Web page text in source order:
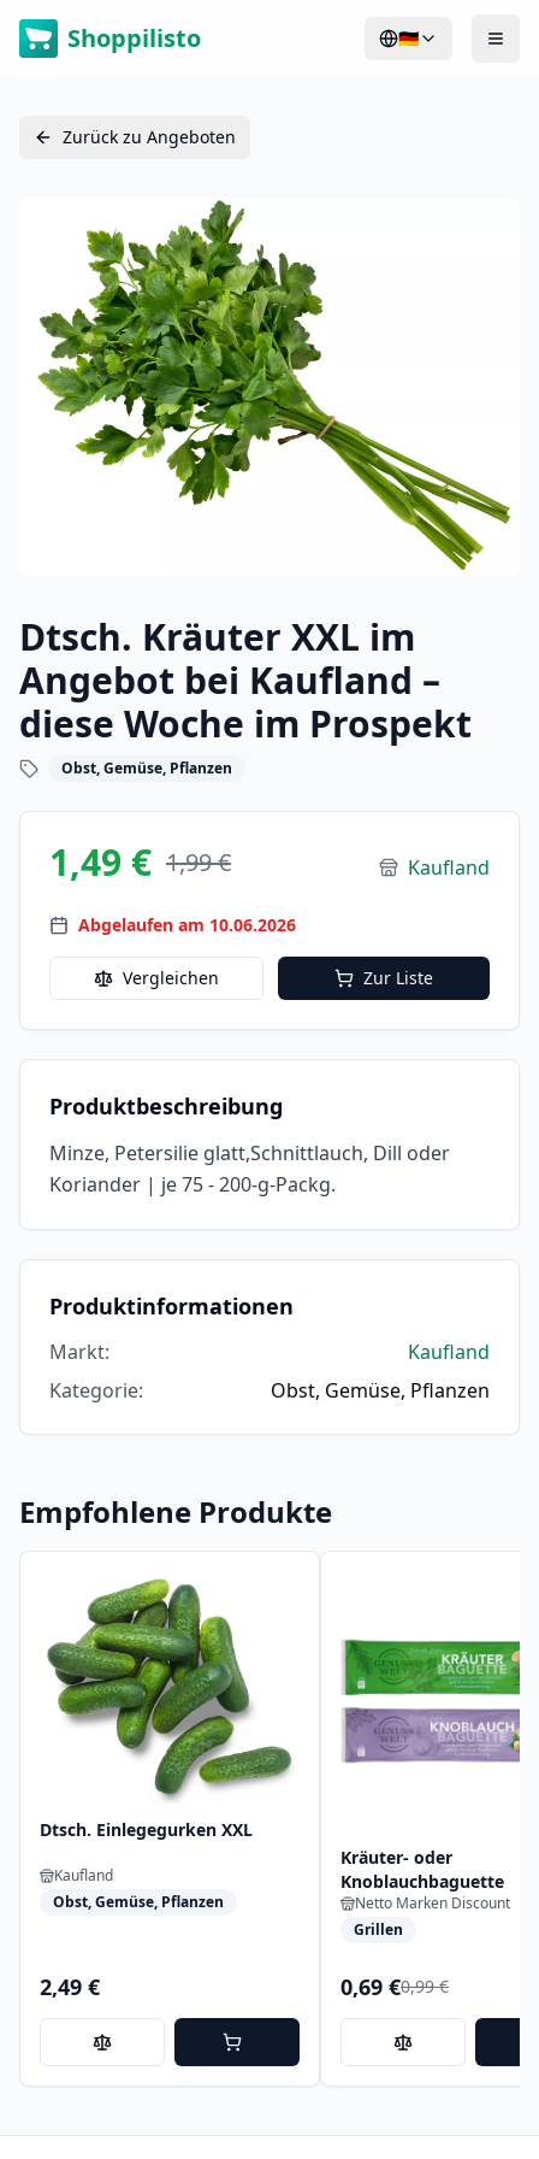
Shoppilisto 🇩🇪
Zurück zu Angeboten
Dtsch. Kräuter XXL im
Angebot bei Kaufland –
diese Woche im Prospekt
Obst, Gemüse, Pflanzen
1,49 € 1,99 € Kaufland
Abgelaufen am 10.06.2026
Vergleichen Zur Liste
Produktbeschreibung
Minze, Petersilie glatt,Schnittlauch, Dill oder
Koriander | je 75 - 200-g-Packg.
Produktinformationen
Markt:
Kaufland
Kategorie: Obst, Gemüse, Pflanzen
Empfohlene Produkte
Dtsch. Einlegegurken XXL
Kaufland
Obst, Gemüse, Pflanzen
2,49 €
Kräuter- oder
Knoblauchbaguette
Netto Marken Discount
Grillen
0,69 €0,99 €